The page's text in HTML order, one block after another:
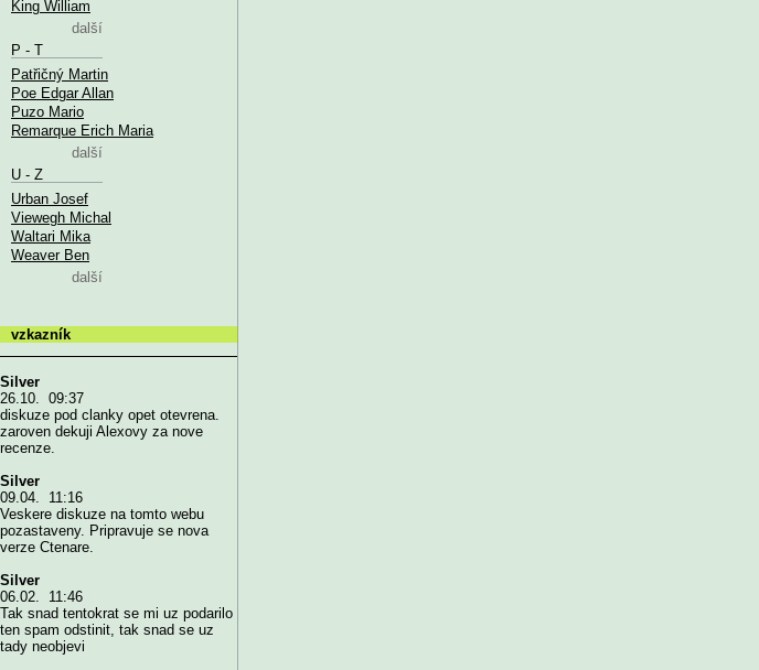
King William
další
P - T
Patřičný Martin
Poe Edgar Allan
Puzo Mario
Remarque Erich Maria
další
U - Z
Urban Josef
Viewegh Michal
Waltari Mika
Weaver Ben
další
vzkazník
Silver
26.10. 09:37
diskuze pod clanky opet otevrena.
zaroven dekuji Alexovy za nove
recenze.
Silver
09.04. 11:16
Veskere diskuze na tomto webu
pozastaveny. Pripravuje se nova
verze Ctenare.
Silver
06.02. 11:46
Tak snad tentokrat se mi uz podarilo
ten spam odstinit, tak snad se uz
tady neobjevi